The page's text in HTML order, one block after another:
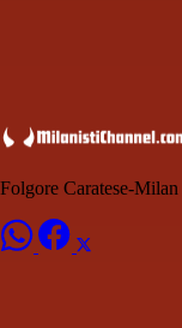
Folgore Caratese-